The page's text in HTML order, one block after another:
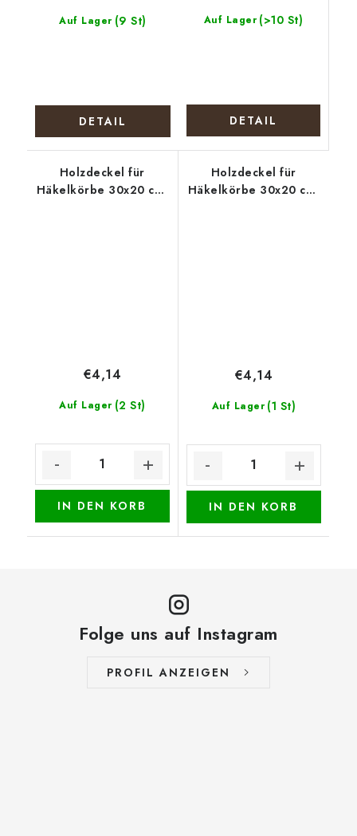
Auf Lager (9 St)
DETAIL
Auf Lager (>10 St)
DETAIL
Holzdeckel für
Häkelkörbe 30x20 cm,
Auf Lager (2 St)
€4,14
IN DEN KORB
Holzdeckel für
Häkelkörbe 30x20 cm,
Auf Lager (1 St)
€4,14
IN DEN KORB
Folge uns auf Instagram
PROFIL ANZEIGEN